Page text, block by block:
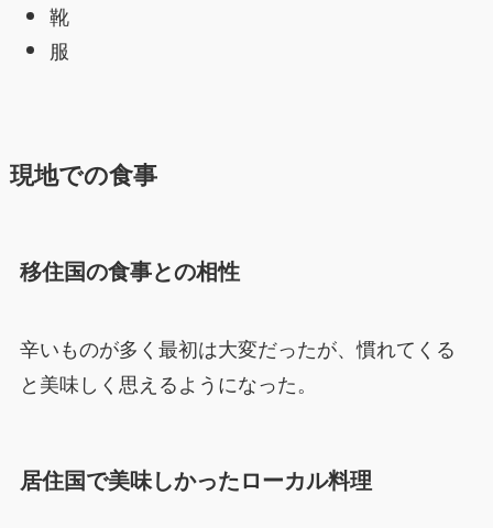
靴
服
現地での食事
移住国の食事との相性
辛いものが多く最初は大変だったが、慣れてくる
と美味しく思えるようになった。
居住国で美味しかったローカル料理